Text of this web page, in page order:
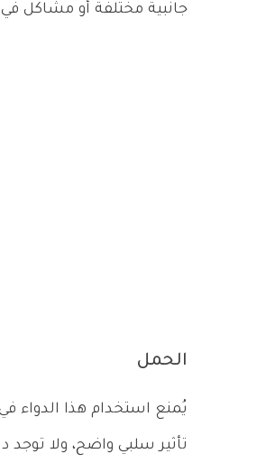
جانبية مختلفة أو مشاكل
الحمل
يُمنع استخدام هذا الدواء
تأثير سلبي واضح، ولا توجد